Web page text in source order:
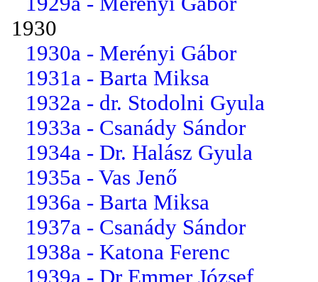
1930
1930a - Merényi Gábor
1931a - Barta Miksa
1932a - dr. Stodolni Gyula
1933a - Csanády Sándor
1934a - Dr. Halász Gyula
1935a - Vas Jenő
1936a - Barta Miksa
1937a - Csanády Sándor
1938a - Katona Ferenc
1939a - Dr Emmer József